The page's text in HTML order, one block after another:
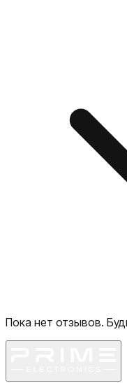
Пока нет отзывов.